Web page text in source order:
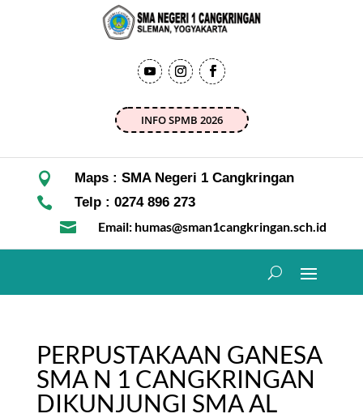
INFO SPMB 2026
 Maps : SMA Negeri 1 Cangkringan
 Telp : 0274 896 273
 Email: humas@sman1cangkringan.sch.id
PERPUSTAKAAN GANESA
SMA N 1 CANGKRINGAN
DIKUNJUNGI SMA AL